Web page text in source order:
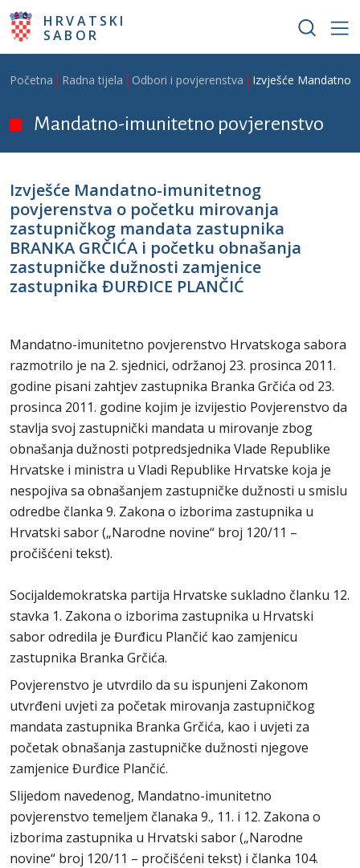
Skoči na glavni sadržaj
HRVATSKI
SABOR
Breadcrumb
Početna Radna tijela Odbori i povjerenstva Izvješće Mandatno-
Mandatno-imunitetno povjerenstvo
Izvješće Mandatno-imunitetnog
povjerenstva o početku mirovanja
zastupničkog mandata zastupnika
BRANKA GRČIĆA i početku obnašanja
zastupničke dužnosti zamjenice
zastupnika ĐURĐICE PLANČIĆ
Mandatno-imunitetno povjerenstvo Hrvatskoga sabora
razmotrilo je na 2. sjednici, održanoj 23. prosinca 2011.
godine pisani zahtjev zastupnika Branka Grčića od 23.
prosinca 2011. godine kojim je izvijestio Povjerenstvo da
stavlja svoj zastupnički mandata u mirovanje zbog
obnašanja dužnosti potpredsjednika Vlade Republike
Hrvatske i ministra u Vladi Republike Hrvatske koja je
nespojiva sa obnašanjem zastupničke dužnosti u smislu
odredbe članka 9. Zakona o izborima zastupnika u
Hrvatski sabor („Narodne novine“ broj 120/11 –
pročišćeni tekst).
Socijaldemokratska partija Hrvatske sukladno članku 12.
stavka 1. Zakona o izborima zastupnika u Hrvatski
sabor odredila je Đurđicu Plančić kao zamjenicu
zastupnika Branka Grčića.
Povjerenstvo je utvrdilo da su ispunjeni Zakonom
utvrđeni uvjeti za početak mirovanja zastupničkog
mandata zastupnika Branka Grčića, kao i uvjeti za
početak obnašanja zastupničke dužnosti njegove
zamjenice Đurđice Plančić.
Slijedom navedenog, Mandatno-imunitetno
povjerenstvo temeljem članaka 9., 11. i 12. Zakona o
izborima zastupnika u Hrvatski sabor („Narodne
novine“ broj 120/11 – pročišćeni tekst) i članka 104.